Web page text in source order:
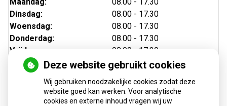
Dinsdag:
08.00 - 17.30
Woensdag:
08.00 - 17.30
Donderdag:
08.00 - 17.30
Vrijdag:
08.00 - 17.30
Dienstrooster
Deze website gebruikt cookies
Wij gebruiken noodzakelijke cookies zodat deze
website goed kan werken. Voor analytische
cookies en externe inhoud vragen wij uw